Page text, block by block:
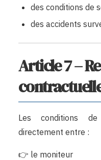
des conditions de
des accidents
Article 7 –
Les conditions
directement entre :
👉 le moniteur